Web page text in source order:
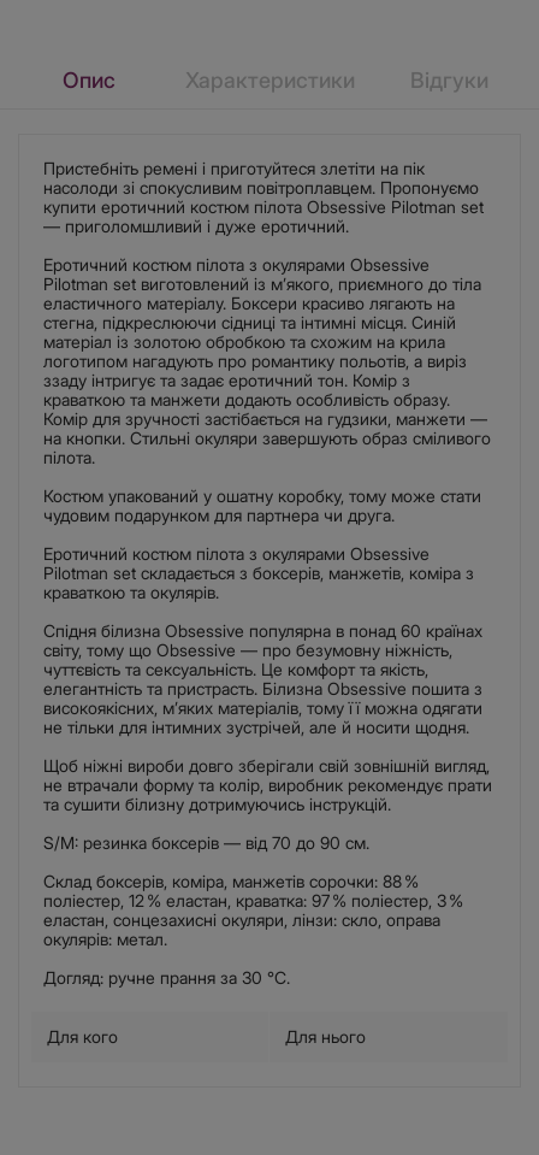
Опис Характеристики Відгуки
Пристебніть ремені і приготуйтеся злетіти на пік
насолоди зі спокусливим повітроплавцем. Пропонуємо
купити еротичний костюм пілота Obsessive Pilotman set
— приголомшливий і дуже еротичний.
Еротичний костюм пілота з окулярами Obsessive
Pilotman set виготовлений із м’якого, приємного до тіла
еластичного матеріалу. Боксери красиво лягають на
стегна, підкреслюючи сідниці та інтимні місця. Синій
матеріал із золотою обробкою та схожим на крила
логотипом нагадують про романтику польотів, а виріз
ззаду інтригує та задає еротичний тон. Комір з
краваткою та манжети додають особливість образу.
Комір для зручності застібається на гудзики, манжети —
на кнопки. Стильні окуляри завершують образ сміливого
пілота.
Костюм упакований у ошатну коробку, тому може стати
чудовим подарунком для партнера чи друга.
Еротичний костюм пілота з окулярами Obsessive
Pilotman set складається з боксерів, манжетів, коміра з
краваткою та окулярів.
Спідня білизна Obsessive популярна в понад 60 країнах
світу, тому що Obsessive — про безумовну ніжність,
чуттєвість та сексуальність. Це комфорт та якість,
елегантність та пристрасть. Білизна Obsessive пошита з
високоякісних, м’яких матеріалів, тому її можна одягати
не тільки для інтимних зустрічей, але й носити щодня.
Щоб ніжні вироби довго зберігали свій зовнішній вигляд,
не втрачали форму та колір, виробник рекомендує прати
та сушити білизну дотримуючись інструкцій.
S/M: резинка боксерів — від 70 до 90 см.
Склад боксерів, коміра, манжетів сорочки: 88 %
поліестер, 12 % еластан, краватка: 97 % поліестер, 3 %
еластан, сонцезахисні окуляри, лінзи: скло, оправа
окулярів: метал.
Догляд: ручне прання за 30 °C.
Для кого Для нього